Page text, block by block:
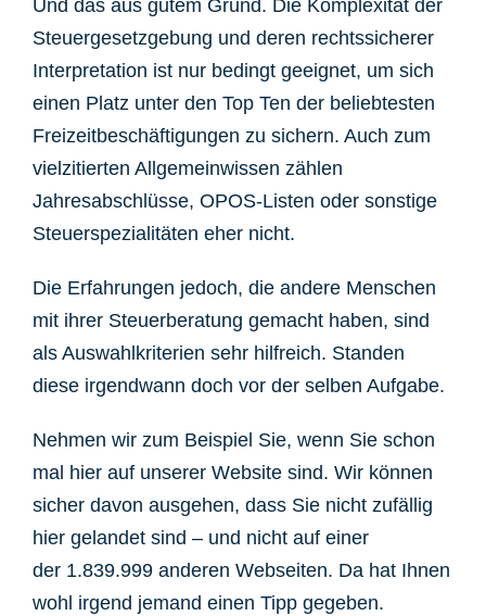
Und das aus gutem Grund. Die Komplexität der
Steuergesetzgebung und deren rechtssicherer
Interpretation ist nur bedingt geeignet, um sich
einen Platz unter den Top Ten der beliebtesten
Freizeitbeschäftigungen zu sichern. Auch zum
vielzitierten Allgemeinwissen zählen
Jahresabschlüsse, OPOS-Listen oder sonstige
Steuerspezialitäten eher nicht.
Die Erfahrungen jedoch, die andere Menschen
mit ihrer Steuerberatung gemacht haben, sind
als Auswahlkriterien sehr hilfreich. Standen
diese irgendwann doch vor der selben Aufgabe.
Nehmen wir zum Beispiel Sie, wenn Sie schon
mal hier auf unserer Website sind. Wir können
sicher davon ausgehen, dass Sie nicht zufällig
hier gelandet sind – und nicht auf einer
der 1.839.999 anderen Webseiten. Da hat Ihnen
wohl irgend jemand einen Tipp gegeben.